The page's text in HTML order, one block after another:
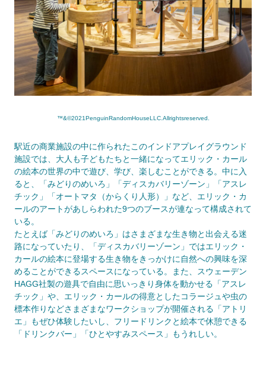
™&©2021PenguinRandomHouseLLC.Allrightsreserved.
駅近の商業施設の中に作られたこのインドアプレイグラウンド
施設では、大人も子どもたちと一緒になってエリック・カール
の絵本の世界の中で遊び、学び、楽しむことができる。中に入
ると、「みどりのめいろ」「ディスカバリーゾーン」「アスレ
チック」「オートマタ（からくり人形）」など、エリック・カ
ールのアートがあしらわれた9つのブースが連なって構成されて
いる。
たとえば「みどりのめいろ」はさまざまな生き物と出会える迷
路になっていたり、「ディスカバリーゾーン」ではエリック・
カールの絵本に登場する生き物をきっかけに自然への興味を深
めることができるスペースになっている。また、スウェーデン
HAGG社製の遊具で自由に思いっきり身体を動かせる「アスレ
チック」や、エリック・カールの得意としたコラージュや虫の
標本作りなどさまざまなワークショップが開催される「アトリ
エ」もぜひ体験したいし、フリードリンクと絵本で休憩できる
「ドリンクバー」「ひとやすみスペース」もうれしい。